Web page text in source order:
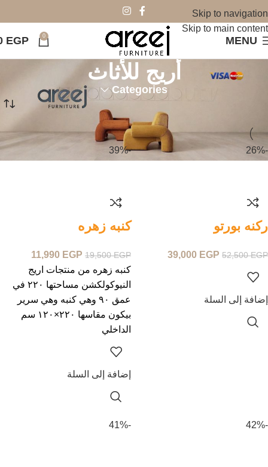
Skip to navigation
Skip to main content
MENU
0
EGP
أريج للأثاث
Categories
-26%
ركنه بورتو
52,500EGP
39,000 EGP
إضافة إلى السلة
-39%
كنبه زهره
19,500EGP
11,990 EGP
كنبه زهره من منتجات اريج
النيوكولكشن مساحتها ٢٢٠ في
عمق ٩٠ وهي كنبه وهي سرير
بيكون مقاسها ٢٢٠×١٢٠ سم
الداخلي
إضافة إلى السلة
-42%
-41%